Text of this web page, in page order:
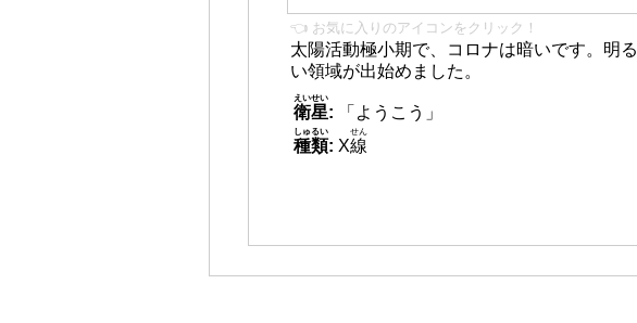
👈 お気に入りのアイコンをクリック！
太陽活動極小期で、コロナは暗いです。明る
い領域が出始めました。
衛星
えいせい
:
「ようこう」
種類
しゅるい
: X線
せん